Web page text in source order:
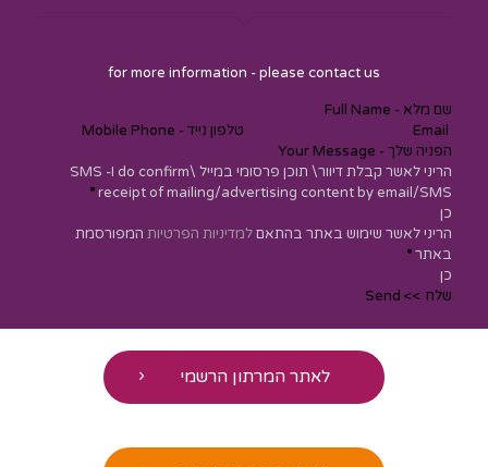
for more information - please contact us
הריני לאשר קבלת דיוור\ תוכן פרסומי במייל \SMS -I do confirm
receipt of mailing/advertising content by email/SMS
*
כן
הריני לאשר שימוש באתר בהתאםלמדיניות הפרטיות המפורסמת
באתר*
כן
שלח >> Send
לאתר המרתון הרשמי